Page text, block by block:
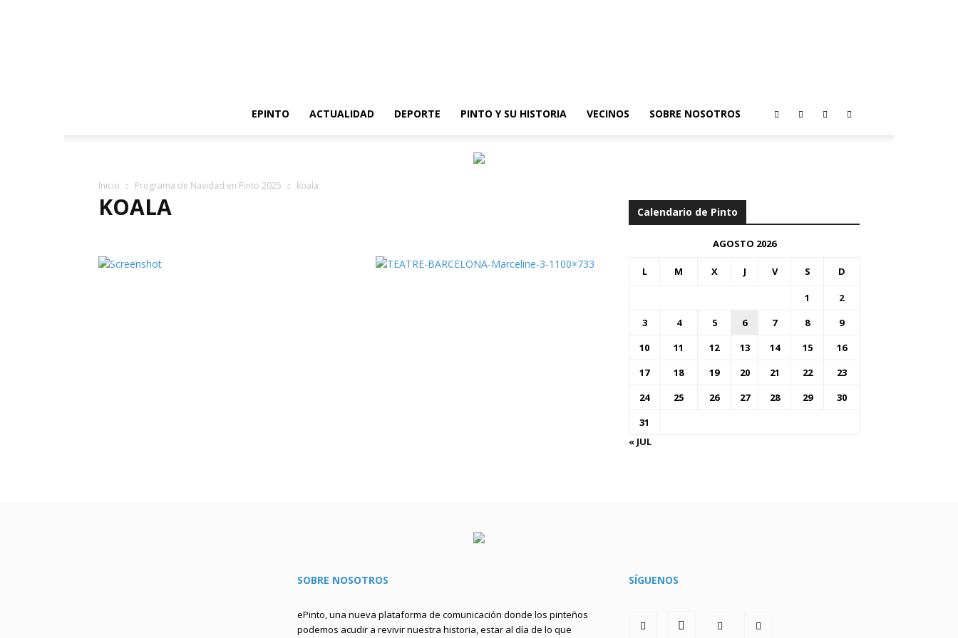
EPINTO
ACTUALIDAD DEPORTE PINTO Y SU HISTORIA VECINOS SOBRE NOSOTROS
Inicio Programa de Navidad en Pinto 2025 koala
KOALA Calendario de Pinto
AGOSTO 2026
L M X J V S D
1
2
3
4 5 6 7 8
9
10
11 12 13 14 15
16
17
18 19 20 21 22
23
24
25 26 27 28 29
30
31
« JUL
SOBRE NOSOTROS
ePinto, una nueva plataforma de comunicación donde los pinteños
podemos acudir a revivir nuestra historia, estar al día de lo que
SÍGUENOS